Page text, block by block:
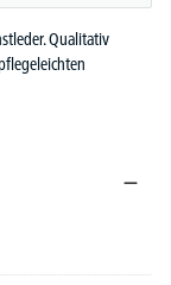
Qualitativ